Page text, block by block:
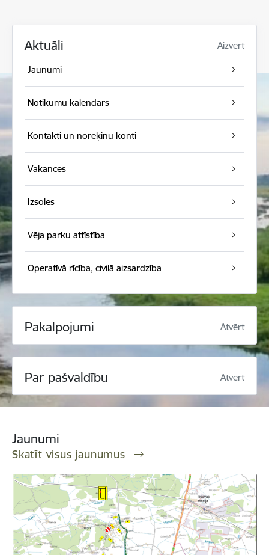
Aktuāli Aizvērt
Jaunumi
Notikumu kalendārs
Kontakti un norēķinu konti
Vakances
Izsoles
Vēja parku attīstība
Operatīvā rīcība, civilā aizsardzība
Pakalpojumi Atvērt
Par pašvaldību Atvērt
Jaunumi
Skatīt visus jaunumus